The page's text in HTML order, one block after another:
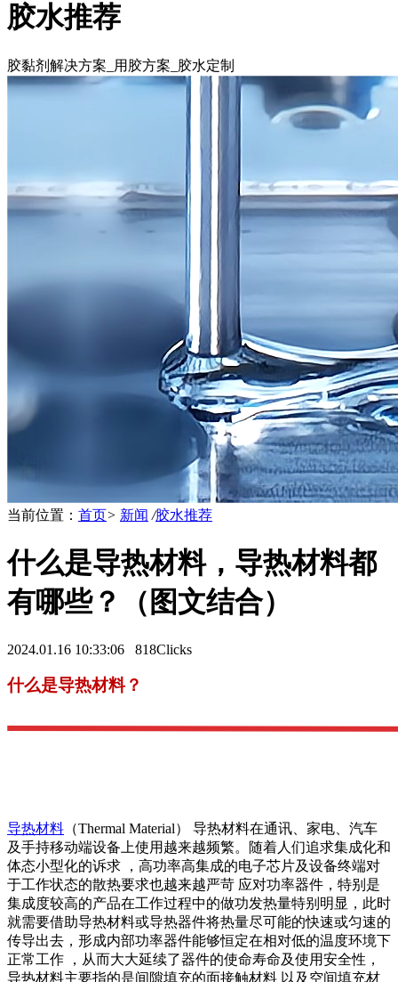
胶水推荐
胶黏剂解决方案_用胶方案_胶水定制
当前位置： 首页> 新闻 /胶水推荐
什么是导热材料，导热材料都
有哪些？（图文结合）
2024.01.16 10:33:06 818Clicks
什么是导热材料？
导热材料 （Thermal Material） 导热材料在通讯、家电、汽车
及手持移动端设备上使用越来越频繁。随着人们追求集成化和
体态小型化的诉求 ，高功率高集成的电子芯片及设备终端对
于工作状态的散热要求也越来越严苛 应对功率器件，特别是
集成度较高的产品在工作过程中的做功发热量特别明显，此时
就需要借助导热材料或导热器件将热量尽可能的快速或匀速的
传导出去，形成内部功率器件能够恒定在相对低的温度环境下
正常工作 ，从而大大延续了器件的使命寿命及使用安全性，
导热材料主要指的是间隙填充的面接触材料 以及空间填充材